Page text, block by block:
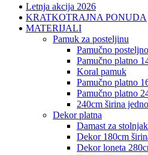
Letnja akcija 2026
KRATKOTRAJNA PONUDA
MATERIJALI
pamuk za posteljinu
pamučno
pamučno platno
koral pamuk
pamučno platno
pamučno platno
240cm širina
dekor platna
damast za
dekor 180cm
dekor loneta